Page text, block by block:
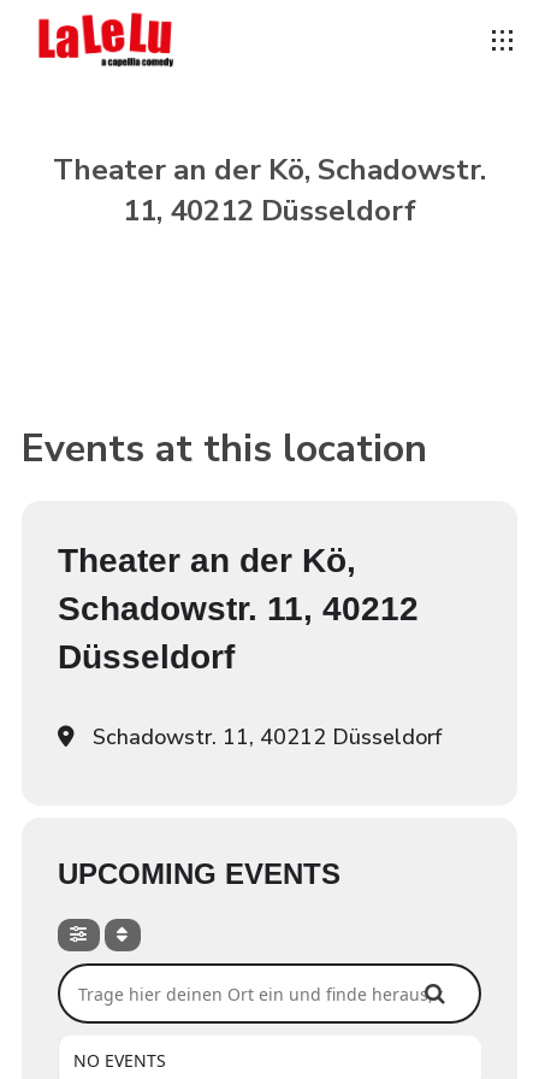
Theater an der Kö, Schadowstr.
11, 40212 Düsseldorf
Events at this location
Theater an der Kö,
Schadowstr. 11, 40212
Düsseldorf
Schadowstr. 11, 40212 Düsseldorf
UPCOMING EVENTS
Trage hier deinen Ort ein und finde heraus, ob wir dort
NO EVENTS